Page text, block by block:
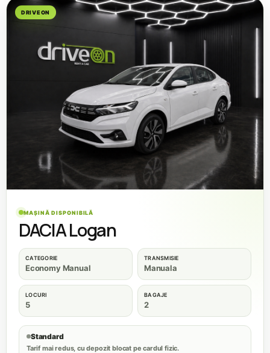
MAȘINĂ DISPONIBILĂ
DACIA Logan
CATEGORIE
Economy Manual
TRANSMISIE
Manuala
LOCURI
5
BAGAJE
2
Standard
Tarif mai redus, cu depozit blocat pe cardul fizic.